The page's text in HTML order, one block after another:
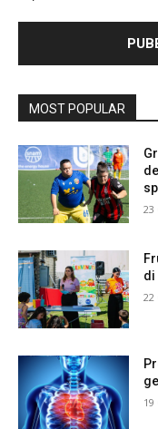
MOST POPULAR
23
di
22
19